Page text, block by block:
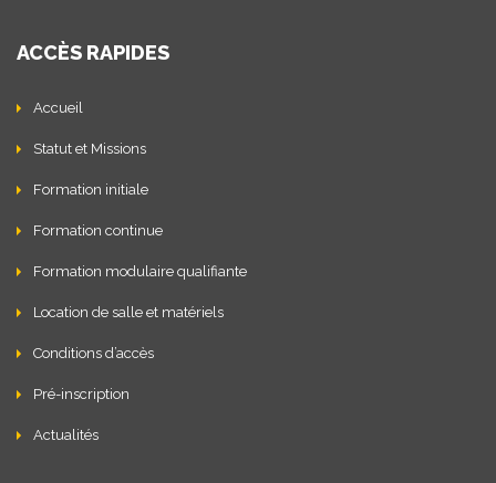
ACCÈS RAPIDES
Accueil
Statut et Missions
Formation initiale
Formation continue
Formation modulaire qualifiante
Location de salle et matériels
Conditions d’accès
Pré-inscription
Actualités